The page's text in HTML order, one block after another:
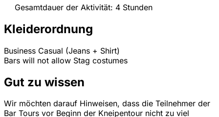
Gesamtdauer der Aktivität: 4 Stunden
Kleiderordnung
Business Casual (Jeans + Shirt)
Bars will not allow Stag costumes
Gut zu wissen
Wir möchten darauf Hinweisen, dass die Teilnehmer der
Bar Tours vor Beginn der Kneipentour nicht zu viel